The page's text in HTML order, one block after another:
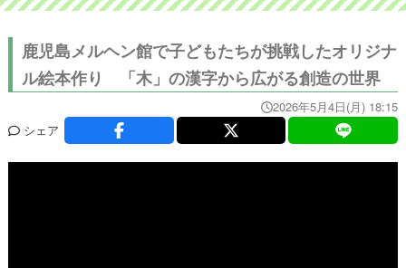
鹿児島メルヘン館で子どもたちが挑戦したオリジナ
ル絵本作り 「木」の漢字から広がる創造の世界
2026年5月4日(月) 18:15
シェア